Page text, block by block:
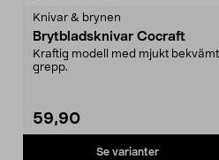
Knivar & brynen
Brytbladsknivar Cocraft
Kraftig modell med mjukt bekvämt
grepp.
59,90
Se varianter